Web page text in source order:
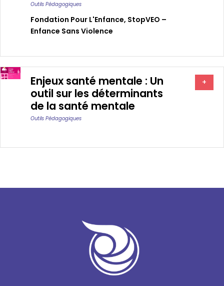
Outils Pédagogiques
Fondation Pour L'Enfance, StopVEO –
Enfance Sans Violence
Enjeux santé mentale : Un
outil sur les déterminants
de la santé mentale
Outils Pédagogiques
+